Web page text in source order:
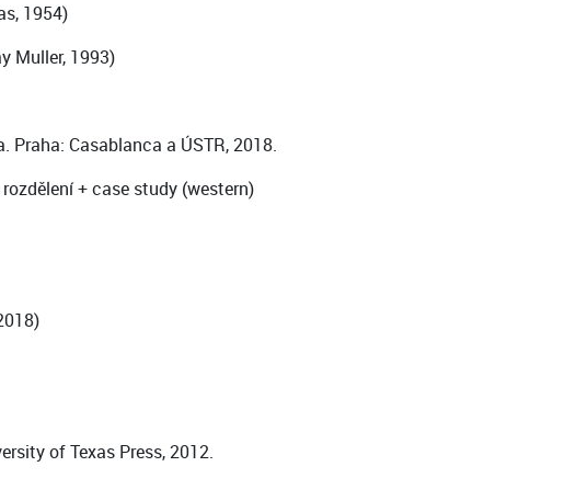
1954)
Muller, 1993)
Praha: Casablanca a ÚSTR, 2018.
+ case study (western)
of Texas Press, 2012.